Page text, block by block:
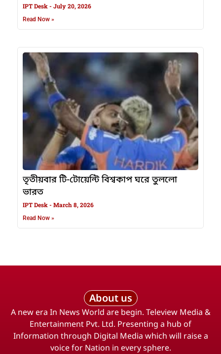
IPT Desk July 20, 2026
Read Now »
তৃতীয়বার টি-টোয়েন্টি বিশ্বকাপ ঘরে তুললো
ভারত
IPT Desk March 8, 2026
Read Now »
About us
A new era In News World are begin. Teleview Media &
Entertainment Pvt. Ltd. Presenting a hub of
Information through Digital Media which will raise a
voice for Nation in every sphere.